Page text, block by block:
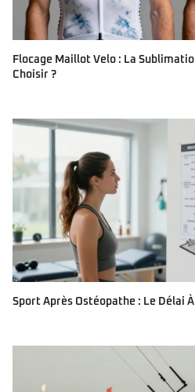
Flocage Maillot Velo : La
Choisir ?
Sport Après Ostéopathe : Le Délai